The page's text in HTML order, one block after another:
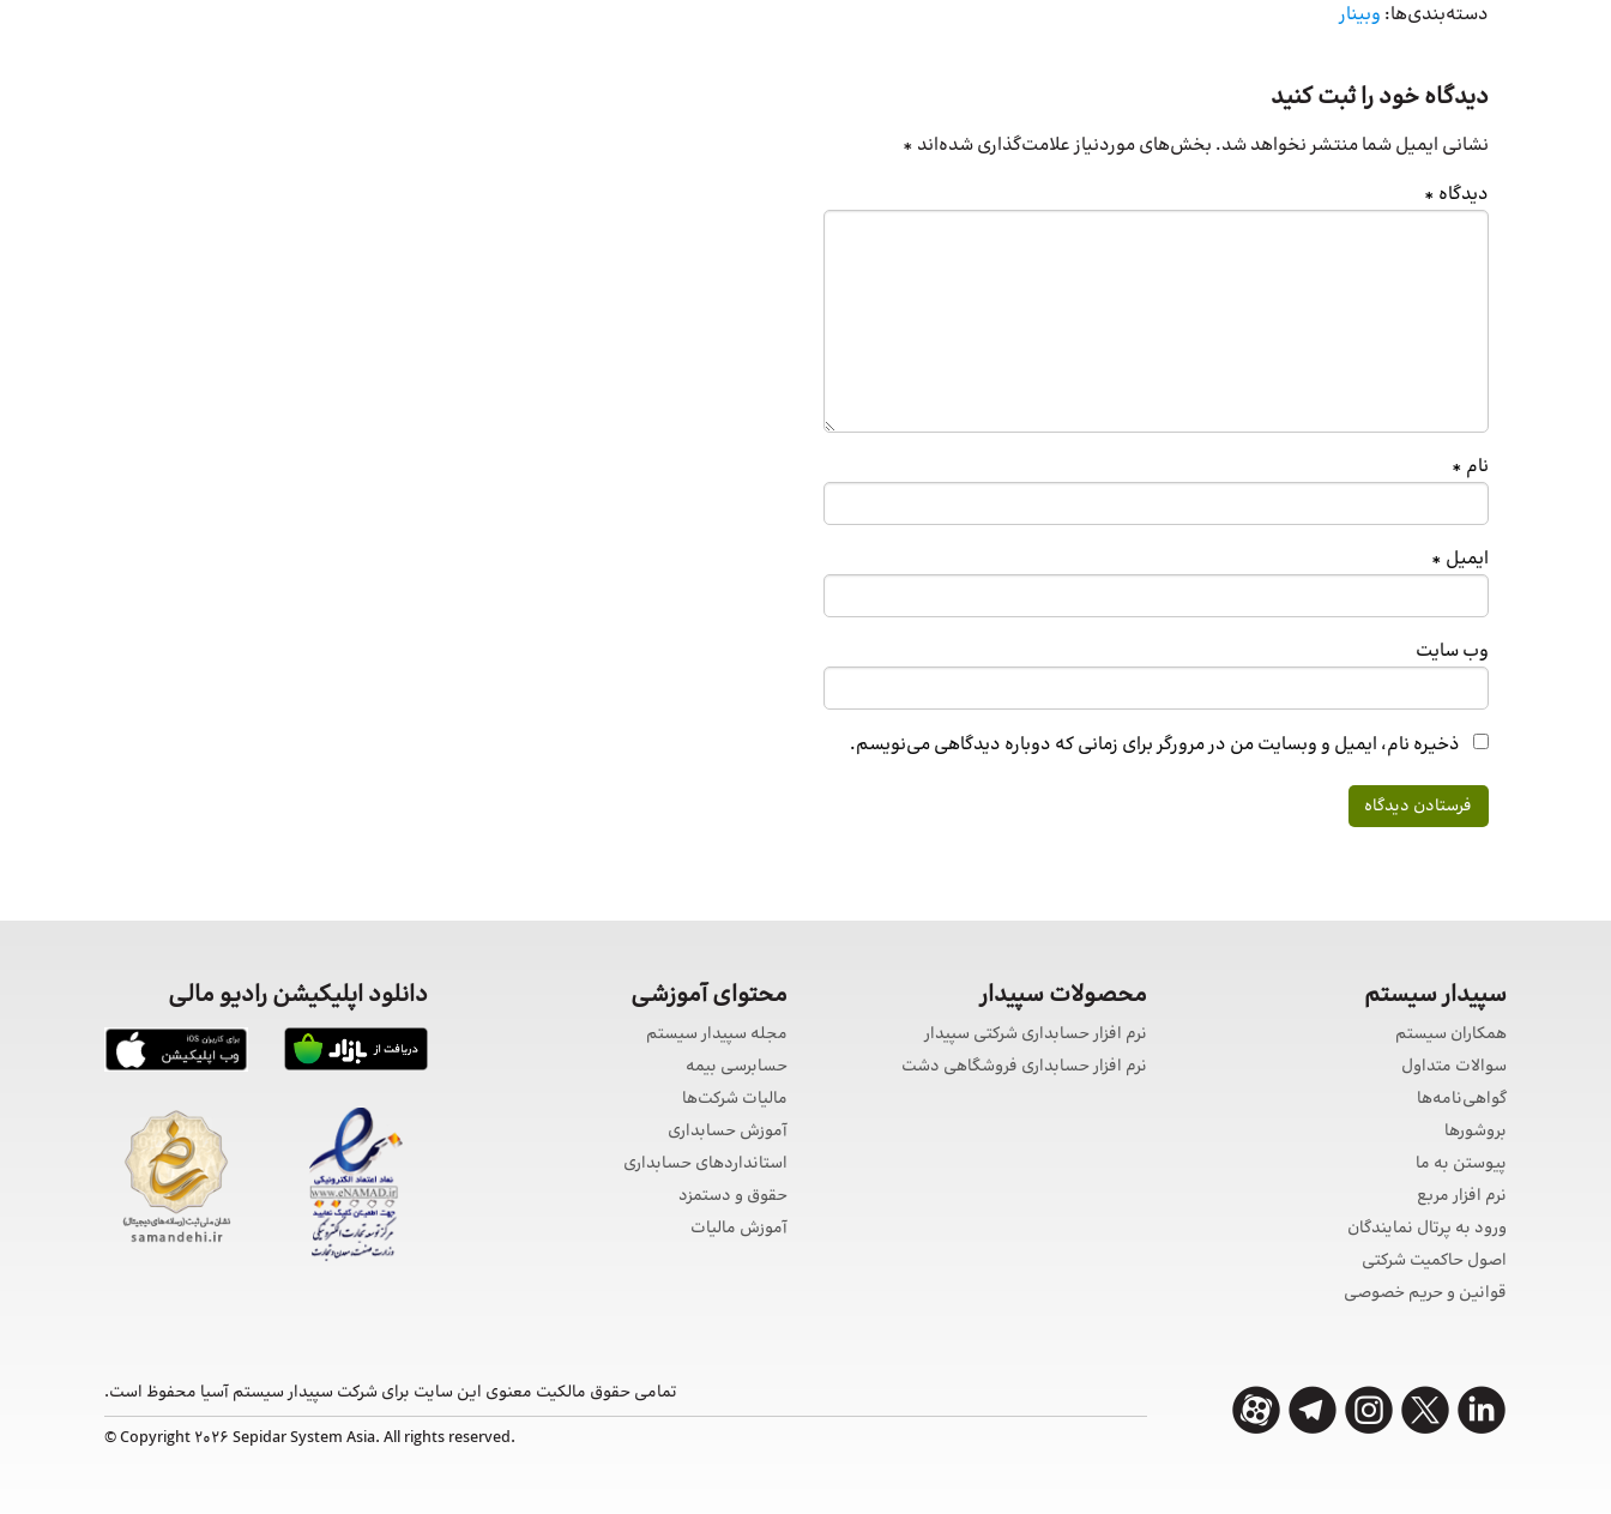
دسته‌بندی‌ها: وبینار
دیدگاه خود را ثبت کنید
نشانی ایمیل شما منتشر نخواهد شد. بخش‌های موردنیاز علامت‌گذاری شده‌اند *
دیدگاه *
نام *
ایمیل *
وب‌ سایت
ذخیره نام، ایمیل و وبسایت من در مرورگر برای زمانی که دوباره دیدگاهی می‌نویسم.
سپیدار سیستم
همکاران سیستم
سوالات متداول
گواهی‌نامه‌ها
بروشورها
پیوستن به ما
نرم افزار مربع
ورود به پرتال نمایندگان
اصول حاکمیت شرکتی
قوانین و حریم خصوصی
محصولات سپیدار
نرم افزار حسابداری شرکتی سپیدار
نرم افزار حسابداری فروشگاهی دشت
محتوای آموزشی
مجله سپیدار سیستم
حسابرسی بیمه
مالیات شرکت‌ها
آموزش حسابداری
استانداردهای حسابداری
حقوق و دستمزد
آموزش مالیات
دانلود اپلیکیشن رادیو مالی
تمامی حقوق مالکیت معنوی این ‌سایت برای شرکت سپیدار سیستم آسیا محفوظ است.
© Copyright 2026 Sepidar System Asia. All rights reserved.